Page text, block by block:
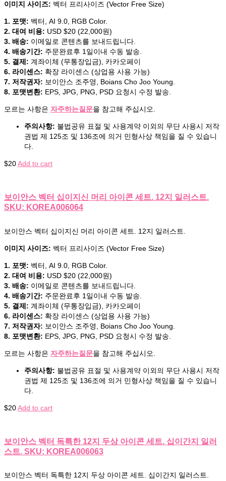
이미지 사이즈: 벡터 프리사이즈 (Vector Free Size)
1. 포맷: 벡터, AI 9.0, RGB Color.
2. 대여 비용: USD $20 (22,000원)
3. 배송: 이메일로 콘텐츠를 보내드립니다.
4. 배송기간: 주문완료후 1일이내 수동 발송.
5. 결제: 계좌이체 (무통장입금), 카카오페이
6. 라이센스: 확장 라이센스 (상업용 사용 가능)
7. 저작권자: 보이안스 조주영, Boians Cho Joo Young.
8. 포맷변환: EPS, JPG, PNG, PSD 요청시 수정 발송.
모르는 사항은 자주하는질문을 참고해 주십시오.
주의사항: 불법공유 표절 및 사용계약 이외의 무단 사용시 저작
권법 제 125조 및 136조에 의거 민형사상 책임을 질 수 있습니
다.
$20Add to cart
보이안스 벡터 십이지신 머리 아이콘 세트. 12지 일러스트.
SKU: KOREA006064
보이안스 벡터 십이지신 머리 아이콘 세트. 12지 일러스트.
이미지 사이즈: 벡터 프리사이즈 (Vector Free Size)
1. 포맷: 벡터, AI 9.0, RGB Color.
2. 대여 비용: USD $20 (22,000원)
3. 배송: 이메일로 콘텐츠를 보내드립니다.
4. 배송기간: 주문완료후 1일이내 수동 발송.
5. 결제: 계좌이체 (무통장입금), 카카오페이
6. 라이센스: 확장 라이센스 (상업용 사용 가능)
7. 저작권자: 보이안스 조주영, Boians Cho Joo Young.
8. 포맷변환: EPS, JPG, PNG, PSD 요청시 수정 발송.
모르는 사항은 자주하는질문을 참고해 주십시오.
주의사항: 불법공유 표절 및 사용계약 이외의 무단 사용시 저작
권법 제 125조 및 136조에 의거 민형사상 책임을 질 수 있습니
다.
$20Add to cart
보이안스 벡터 독특한 12지 두상 아이콘 세트. 십이간지 일러
스트. SKU: KOREA006063
보이안스 벡터 독특한 12지 두상 아이콘 세트. 십이간지 일러스트.